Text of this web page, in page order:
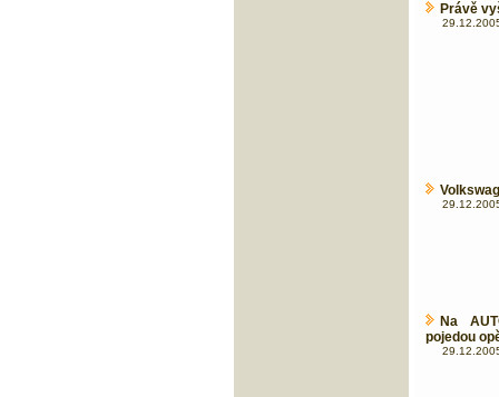
Právě
Na
pojedou